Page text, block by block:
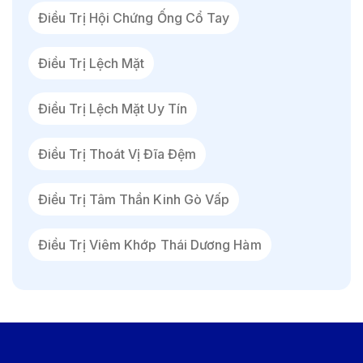
Điều Trị Hội Chứng Ống Cổ Tay
Điều Trị Lệch Mặt
Điều Trị Lệch Mặt Uy Tín
Điều Trị Thoát Vị Đĩa Đệm
Điều Trị Tâm Thần Kinh Gò Vấp
Điều Trị Viêm Khớp Thái Dương Hàm